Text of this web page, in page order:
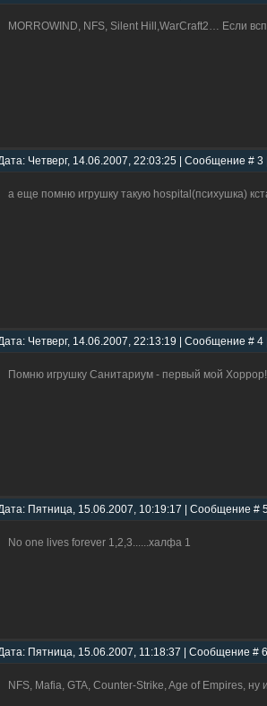
MORROWIND, NFS, Silent Hill,WarCraft2… Если
Четверг, 14.06.2007, 22:03:25 | Сообщение # 3 |
а еще помню игрушку такую hospital(психушка)
Четверг, 14.06.2007, 22:13:19 | Сообщение # 4 |
Помню игрушку Санитариум - первый мой
Пятница, 15.06.2007, 10:19:17 | Сообщение # 5
No one lives forever 1,2,3......халфа 1
Пятница, 15.06.2007, 11:18:37 | Сообщение # 6
NFS, Mafia, GTA, Counter-Strike, Age of Empires, ну